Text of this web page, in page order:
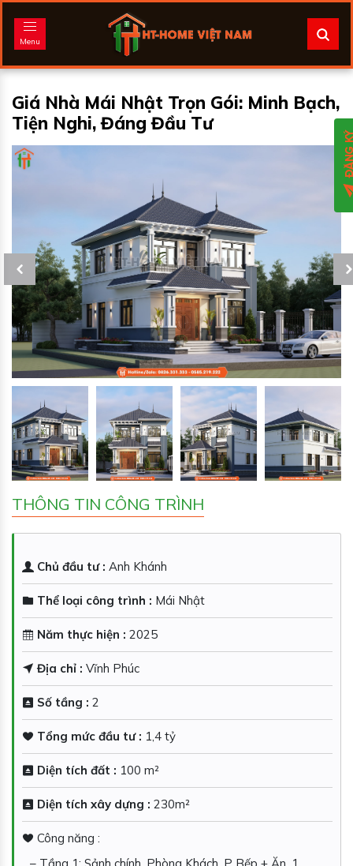
Menu
Giá Nhà Mái Nhật Trọn Gói: Minh Bạch,
Tiện Nghi, Đáng Đầu Tư
THÔNG TIN CÔNG TRÌNH
Chủ đầu tư : Anh Khánh
Thể loại công trình : Mái Nhật
Năm thực hiện : 2025
Địa chỉ : Vĩnh Phúc
Số tầng : 2
Tổng mức đầu tư : 1,4 tỷ
Diện tích đất : 100 m²
Diện tích xây dựng : 230m²
Công năng :